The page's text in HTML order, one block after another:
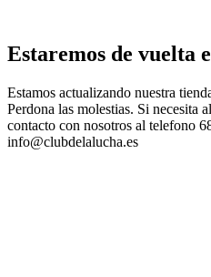
Estaremos de vuelta
Estamos actualizando nuestra
Perdona las molestias. Si necesita
contacto con nosotros al telefono
info@clubdelalucha.es